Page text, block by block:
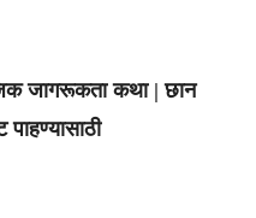
जागरूकता कथा | छान